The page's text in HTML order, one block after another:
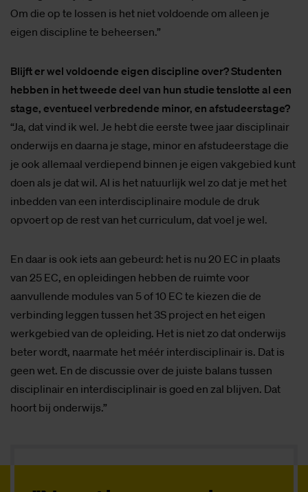
technische domein en werd het verbreed naar heel Saxion.
Daarnaast was het interdisciplinair onderwijs al onderdeel
ik startte. Maar als je het mij persoonlijk vraagt; bij alle
grote maatschappelijke discussies die we momenteel
hebben, of die nu sociaal, technisch, economisch of
ecologisch zijn, gaat het om zeer complexe vraagstukken.
Om die op te lossen is het niet voldoende om alleen je
eigen discipline te beheersen.”
Blijft er wel voldoende eigen discipline over? Studenten
hebben in het tweede deel van hun studie tenslotte al een
“Ja, dat vind ik wel. Je hebt die eerste twee jaar disciplinair
onderwijs en daarna je stage, minor en afstudeerstage die
je ook allemaal verdiepend binnen je eigen vakgebied kunt
doen als je dat wil. Al is het natuurlijk wel zo dat je met het
inbedden van een interdisciplinaire module de druk
opvoert op de rest van het curriculum, dat voel je wel.
En daar is ook iets aan gebeurd: het is nu 20 EC in plaats
van 25 EC, en opleidingen hebben de ruimte voor
werkgebied van de opleiding. Het is niet zo dat onderwijs